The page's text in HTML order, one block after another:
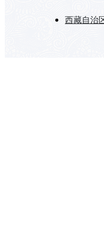
西藏自治